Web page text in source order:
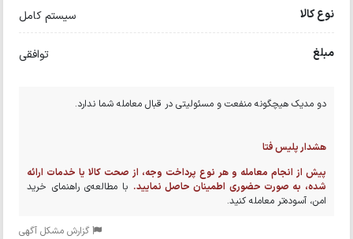
نوع کالا سیستم کامل
مبلغ توافقی
دو مدیک هیچگونه منفعت و مسئولیتی در قبال معامله شما ندارد.
هشدار پلیس فتا
پیش از انجام معامله و هر نوع پرداخت وجه، از صحت کالا یا خدمات ارائه
شده، به صورت حضوری اطمینان حاصل نمایید. با مطالعه‌ی راهنمای خرید
امن، آسوده‌تر معامله کنید.
گزارش مشکل آگهی